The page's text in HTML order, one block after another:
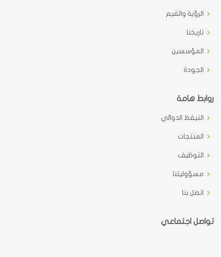
الرؤية والقيم
تاريخنا
المؤسسين
الجودة
روابط هامة
التيقظ الدوائي
المنتجات
التوظيف
مسؤوليتنا
اتصل بنا
تواصل اجتماعي